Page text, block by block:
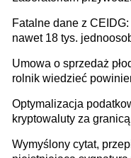
Fatalne dane z
nawet 18 tys.
Umowa o sprzedaż
rolnik wiedzieć
Optymalizacja
kryptowaluty za
Wymyślony cytat,